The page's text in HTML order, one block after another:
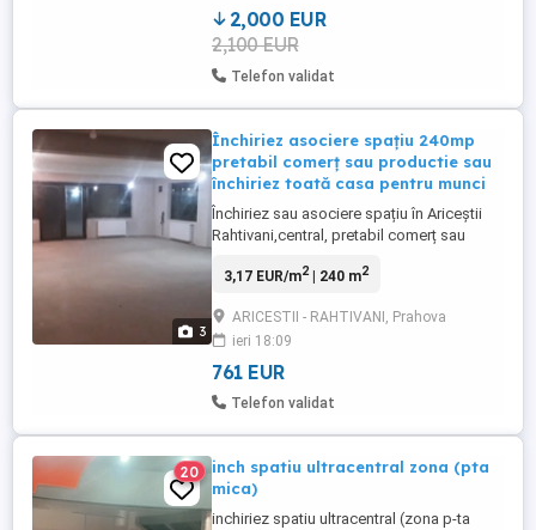
contorizate ...
2,000 EUR
2,100 EUR
Telefon validat
3
Închiriez asociere spațiu 240mp
pretabil comerț sau productie sau
închiriez toată casa pentru munci
Închiriez sau asociere spațiu în Ariceștii
Rahtivani,central, pretabil comerț sau
școlilor,dispensar etc Sau închiriez toată
,parter=120mp,etaj =120mp
3,17 EUR/m2| 240 m2
ARICESTII - RAHTIVANI, Prahova
ieri 18:09
761 EUR
Telefon validat
20
inch spatiu ultracentral zona (pta
mica)
inchiriez spatiu ultracentral (zona p-ta